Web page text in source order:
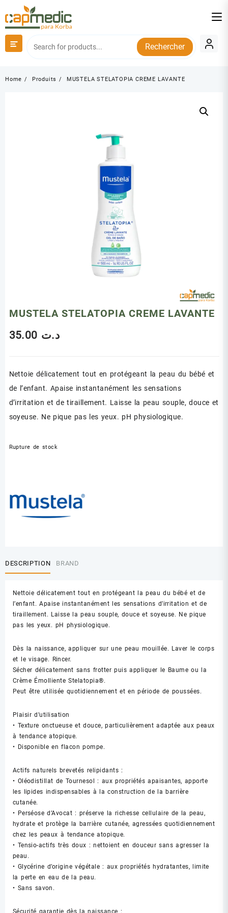
to
content
Rechercher
Home Produits MUSTELA STELATOPIA CREME LAVANTE
MUSTELA STELATOPIA CREME LAVANTE
د.ت
Nettoie délicatement tout en protégeant la peau du bébé et
de l’enfant. Apaise instantanément les sensations
d’irritation et de tiraillement. Laisse la peau souple, douce et
soyeuse. Ne pique pas les yeux. pH physiologique.
Rupture de stock
DESCRIPTION BRAND
Nettoie délicatement tout en protégeant la peau du bébé et de
l’enfant. Apaise instantanément les sensations d’irritation et de
tiraillement. Laisse la peau souple, douce et soyeuse. Ne pique
pas les yeux. pH physiologique.
Dès la naissance, appliquer sur une peau mouillée. Laver le corps
et le visage. Rincer.
Sécher délicatement sans frotter puis appliquer le Baume ou la
Crème Émolliente Stelatopia®.
Peut être utilisée quotidiennement et en période de poussées.
Plaisir d’utilisation
• Texture onctueuse et douce, particulièrement adaptée aux peaux
à tendance atopique.
• Disponible en flacon pompe.
Actifs naturels brevetés relipidants :
• Oléodistillat de Tournesol : aux propriétés apaisantes, apporte
les lipides indispensables à la construction de la barrière
cutanée.
• Perséose d’Avocat : préserve la richesse cellulaire de la peau,
hydrate et protège la barrière cutanée, agressées quotidiennement
chez les peaux à tendance atopique.
• Tensio-actifs très doux : nettoient en douceur sans agresser la
peau.
• Glycérine d’origine végétale : aux propriétés hydratantes, limite
la perte en eau de la peau.
• Sans savon.